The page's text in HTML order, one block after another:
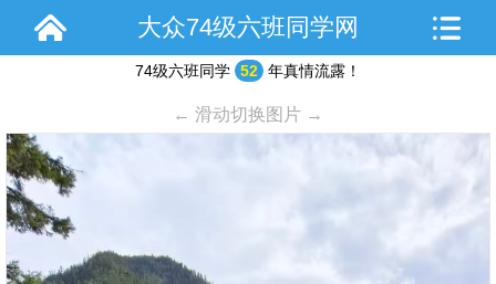
大众74级六班同学网
74级六班同学 52 年真情流露！
← 滑动切换图片 →